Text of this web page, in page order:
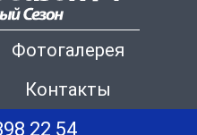
Фотогалерея
Контакты
22 54